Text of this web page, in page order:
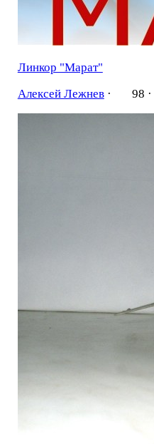
Линкор "Марат"
Алексей Лежнев· 98 ·